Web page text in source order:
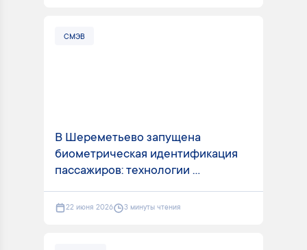
СМЭВ
В Шереметьево запущена
биометрическая идентификация
пассажиров: технологии ...
22 июня 2026 3 минуты чтения